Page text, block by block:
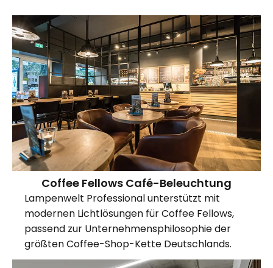
Coffee Fellows Café-Beleuchtung
Lampenwelt Professional unterstützt mit
modernen Lichtlösungen für Coffee Fellows,
passend zur Unternehmensphilosophie der
größten Coffee-Shop-Kette Deutschlands.